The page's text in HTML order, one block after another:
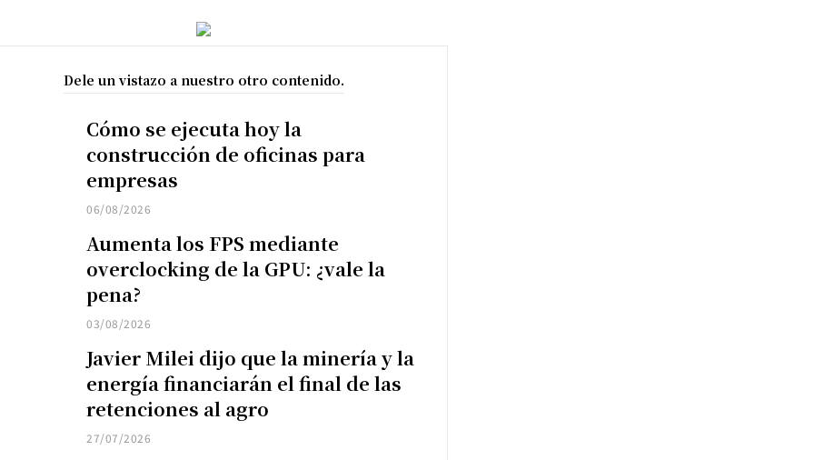
Dele un vistazo a nuestro otro contenido.
Cómo se ejecuta hoy la
construcción de oficinas para
empresas
06/08/2026
Aumenta los FPS mediante
overclocking de la GPU: ¿vale la
pena?
03/08/2026
Javier Milei dijo que la minería y la
energía financiarán el final de las
retenciones al agro
27/07/2026